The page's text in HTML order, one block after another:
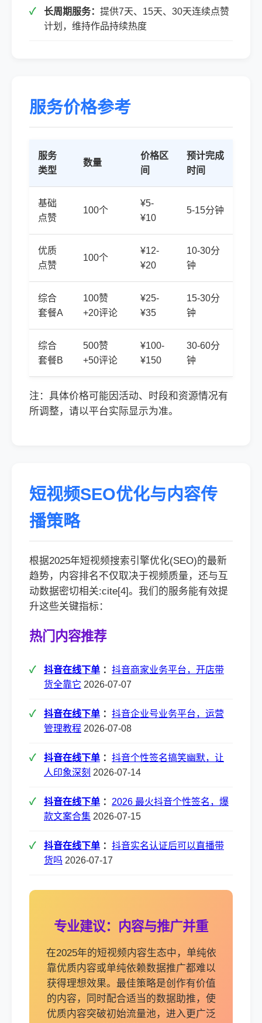
长周期服务： 提供7天、15天、30天连续点赞
计划，维持作品持续热度
服务价格参考
服务
类型
数量
价格区
间
预计完成
时间
基础
点赞
100个
¥5-
¥10
5-15分钟
优质
点赞
100个
¥12-
¥20
10-30分
钟
综合
套餐A
100赞
+20评论
¥25-
¥35
15-30分
钟
综合
套餐B
500赞
+50评论
¥100-
¥150
30-60分
钟
注：具体价格可能因活动、时段和资源情况有
所调整，请以平台实际显示为准。
短视频SEO优化与内容传
播策略
根据2025年短视频搜索引擎优化(SEO)的最新
趋势，内容排名不仅取决于视频质量，还与互
动数据密切相关:cite[4]。我们的服务能有效提
升这些关键指标：
热门内容推荐
抖音在线下单 ： 抖音商家业务平台，开店带
货全靠它 2026-07-07
抖音在线下单 ： 抖音企业号业务平台，运营
管理教程 2026-07-08
抖音在线下单 ： 抖音个性签名搞笑幽默，让
人印象深刻 2026-07-14
抖音在线下单 ： 2026 最火抖音个性签名，爆
款文案合集 2026-07-15
抖音在线下单 ： 抖音实名认证后可以直播带
货吗 2026-07-17
专业建议：内容与推广并重
在2025年的短视频内容生态中，单纯依
靠优质内容或单纯依赖数据推广都难以
获得理想效果。最佳策略是创作有价值
的内容，同时配合适当的数据助推，使
优质内容突破初始流量池，进入更广泛